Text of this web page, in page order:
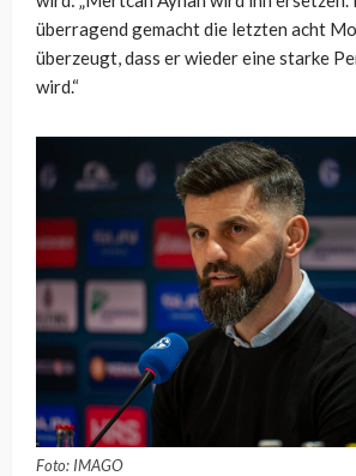
überragend gemacht die letzten acht
überzeugt, dass er wieder eine starke
wird.“
Foto: IMAGO